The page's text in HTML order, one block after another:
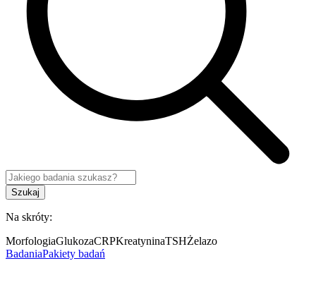
Szukaj
Na skróty:
MorfologiaGlukozaCRPKreatyninaTSHŻelazo
BadaniaPakiety badań